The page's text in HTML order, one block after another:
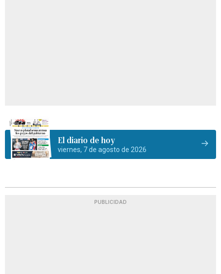
El diario de hoy
viernes, 7 de agosto de 2026
PUBLICIDAD